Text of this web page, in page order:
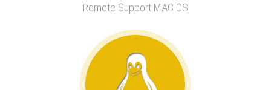
Remote Support MAC OS